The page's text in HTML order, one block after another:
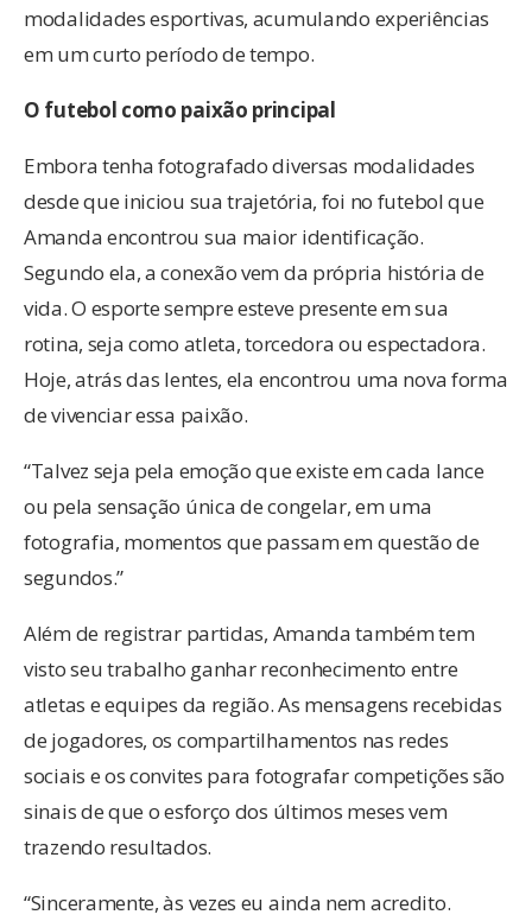
modalidades esportivas, acumulando experiências
em um curto período de tempo.
O futebol como paixão principal
Embora tenha fotografado diversas modalidades
desde que iniciou sua trajetória, foi no futebol que
Amanda encontrou sua maior identificação.
Segundo ela, a conexão vem da própria história de
vida. O esporte sempre esteve presente em sua
rotina, seja como atleta, torcedora ou espectadora.
Hoje, atrás das lentes, ela encontrou uma nova forma
de vivenciar essa paixão.
“Talvez seja pela emoção que existe em cada lance
ou pela sensação única de congelar, em uma
fotografia, momentos que passam em questão de
segundos.”
Além de registrar partidas, Amanda também tem
visto seu trabalho ganhar reconhecimento entre
atletas e equipes da região. As mensagens recebidas
de jogadores, os compartilhamentos nas redes
sociais e os convites para fotografar competições são
sinais de que o esforço dos últimos meses vem
trazendo resultados.
“Sinceramente, às vezes eu ainda nem acredito.